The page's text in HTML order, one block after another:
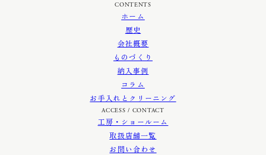
CONTENTS
ホーム
歴史
会社概要
ものづくり
納入事例
コラム
お手入れとクリーニング
ACCESS / CONTACT
工房・ショールーム
取扱店舗一覧
お問い合わせ